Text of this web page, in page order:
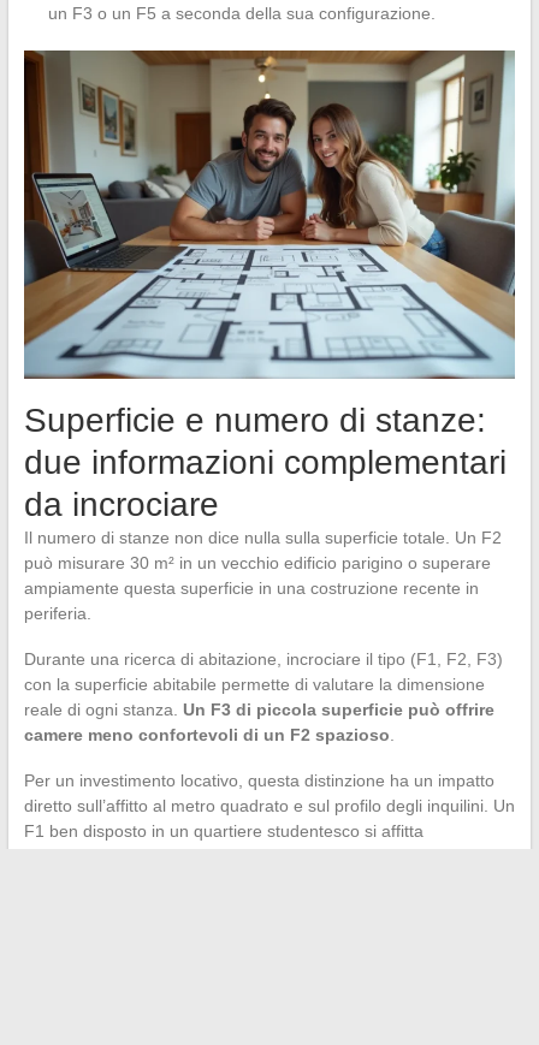
un F3 o un F5 a seconda della sua configurazione.
Superficie e numero di stanze:
due informazioni complementari
da incrociare
Il numero di stanze non dice nulla sulla superficie totale. Un F2
può misurare 30 m² in un vecchio edificio parigino o superare
ampiamente questa superficie in una costruzione recente in
periferia.
Durante una ricerca di abitazione, incrociare il tipo (F1, F2, F3)
con la superficie abitabile permette di valutare la dimensione
reale di ogni stanza. Un F3 di piccola superficie può offrire
camere meno confortevoli di un F2 spazioso
Per un investimento locativo, questa distinzione ha un impatto
diretto sull’affitto al metro quadrato e sul profilo degli inquilini. Un
F1 ben disposto in un quartiere studentesco si affitta